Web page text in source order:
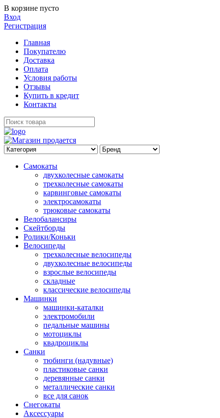
В корзине пусто
Вход
Регистрация
Главная
Покупателю
Доставка
Оплата
Условия работы
Отзывы
Купить в кредит
Контакты
Самокаты
двухколесные самокаты
трехколесные самокаты
карвинговые самокаты
электросамокаты
трюковые самокаты
Велобалансиры
Скейтборды
Ролики/Коньки
Велосипеды
трехколесные велосипеды
двухколесные велосипеды
взрослые велосипеды
складные
классические велосипеды
Машинки
машинки-каталки
электромобили
педальные машины
мотоциклы
квадроциклы
Санки
тюбинги (надувные)
пластиковые санки
деревянные санки
металлические санки
все для санок
Снегокаты
Аксессуары